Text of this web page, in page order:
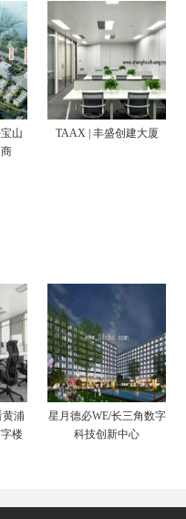
山
TAAX | 丰盛创建大厦
黄浦
楼
星月德必WE/长三角数字
科技创新中心